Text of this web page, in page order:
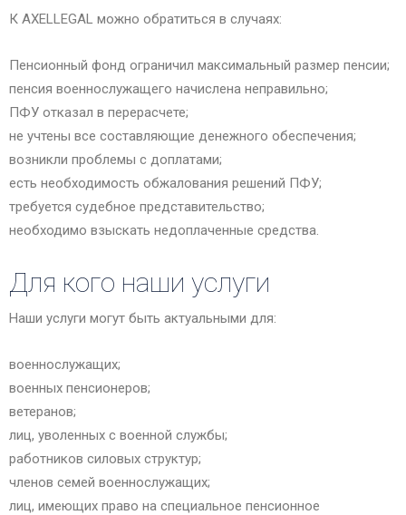
К AXELLEGAL можно обратиться в случаях:
Пенсионный фонд ограничил максимальный размер пенсии;
пенсия военнослужащего начислена неправильно;
ПФУ отказал в перерасчете;
не учтены все составляющие денежного обеспечения;
возникли проблемы с доплатами;
есть необходимость обжалования решений ПФУ;
требуется судебное представительство;
необходимо взыскать недоплаченные средства.
Для кого наши услуги
Наши услуги могут быть актуальными для:
военнослужащих;
военных пенсионеров;
ветеранов;
лиц, уволенных с военной службы;
работников силовых структур;
членов семей военнослужащих;
лиц, имеющих право на специальное пенсионное